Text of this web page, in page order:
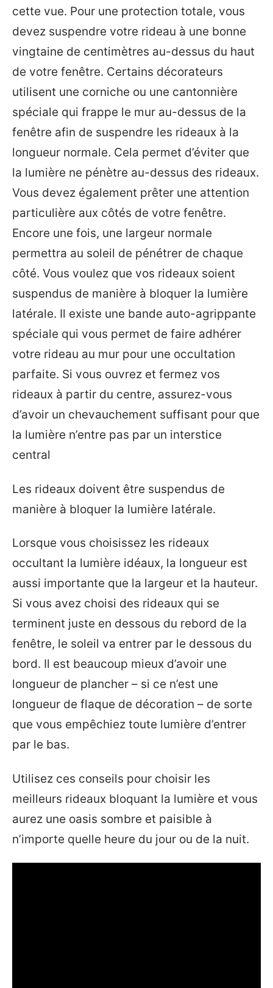
cette vue. Pour une protection totale, vous
devez suspendre votre rideau à une bonne
vingtaine de centimètres au-dessus du haut
de votre fenêtre. Certains décorateurs
utilisent une corniche ou une cantonnière
spéciale qui frappe le mur au-dessus de la
fenêtre afin de suspendre les rideaux à la
longueur normale. Cela permet d’éviter que
la lumière ne pénètre au-dessus des rideaux.
Vous devez également prêter une attention
particulière aux côtés de votre fenêtre.
Encore une fois, une largeur normale
permettra au soleil de pénétrer de chaque
côté. Vous voulez que vos rideaux soient
suspendus de manière à bloquer la lumière
latérale. Il existe une bande auto-agrippante
spéciale qui vous permet de faire adhérer
votre rideau au mur pour une occultation
parfaite. Si vous ouvrez et fermez vos
rideaux à partir du centre, assurez-vous
d’avoir un chevauchement suffisant pour que
la lumière n’entre pas par un interstice
central
Les rideaux doivent être suspendus de
manière à bloquer la lumière latérale.
Lorsque vous choisissez les rideaux
occultant la lumière idéaux, la longueur est
aussi importante que la largeur et la hauteur.
Si vous avez choisi des rideaux qui se
terminent juste en dessous du rebord de la
fenêtre, le soleil va entrer par le dessous du
bord. Il est beaucoup mieux d’avoir une
longueur de plancher – si ce n’est une
longueur de flaque de décoration – de sorte
que vous empêchiez toute lumière d’entrer
par le bas.
Utilisez ces conseils pour choisir les
meilleurs rideaux bloquant la lumière et vous
aurez une oasis sombre et paisible à
n’importe quelle heure du jour ou de la nuit.